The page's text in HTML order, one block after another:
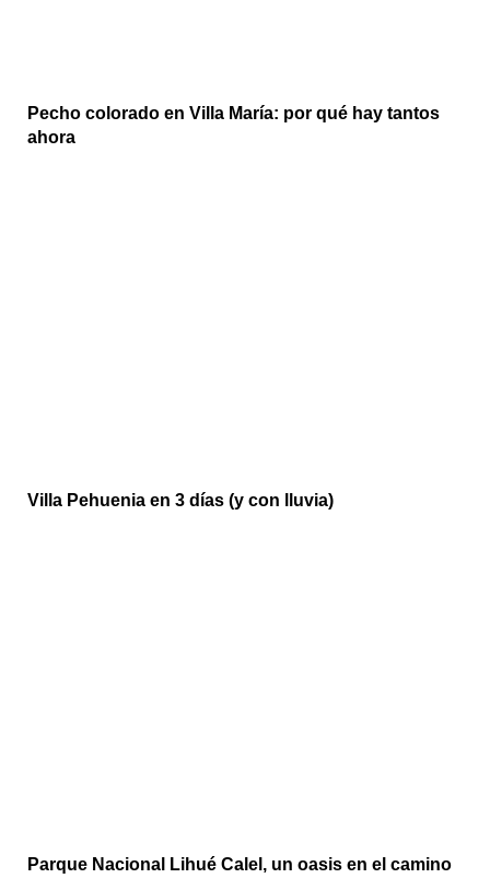
Pecho colorado en Villa María: por qué hay tantos
ahora
Villa Pehuenia en 3 días (y con lluvia)
Parque Nacional Lihué Calel, un oasis en el camino